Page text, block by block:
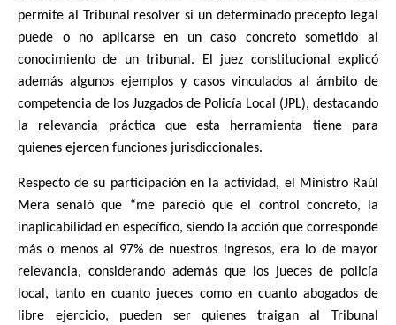
permite al Tribunal resolver si un determinado precepto legal
puede o no aplicarse en un caso concreto sometido al
conocimiento de un tribunal. El juez constitucional explicó
además algunos ejemplos y casos vinculados al ámbito de
competencia de los Juzgados de Policía Local (JPL), destacando
la relevancia práctica que esta herramienta tiene para
quienes ejercen funciones jurisdiccionales.
Respecto de su participación en la actividad, el Ministro Raúl
Mera señaló que “me pareció que el control concreto, la
inaplicabilidad en específico, siendo la acción que corresponde
más o menos al 97% de nuestros ingresos, era lo de mayor
relevancia, considerando además que los jueces de policía
local, tanto en cuanto jueces como en cuanto abogados de
libre ejercicio, pueden ser quienes traigan al Tribunal